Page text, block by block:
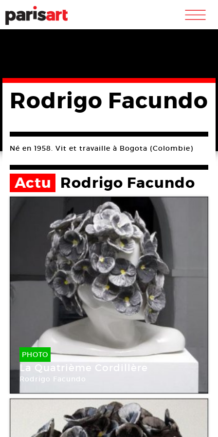
m
Rodrigo Facundo
Né en 1958. Vit et travaille à Bogota (Colombie)
Actu Rodrigo Facundo
PHOTO
La Quatrième Cordillère
Rodrigo Facundo